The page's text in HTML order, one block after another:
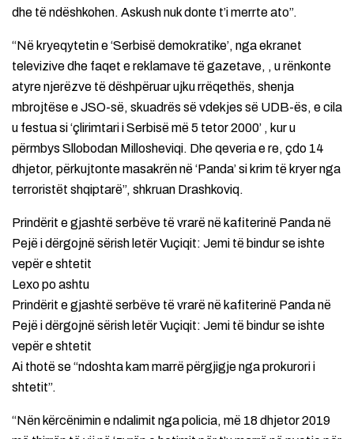
dhe të ndëshkohen. Askush nuk donte t’i merrte ato”.
“Në kryeqytetin e ‘Serbisë demokratike’, nga ekranet
televizive dhe faqet e reklamave të gazetave, , u rënkonte
atyre njerëzve të dëshpëruar ujku rrëqethës, shenja
mbrojtëse e JSO-së, skuadrës së vdekjes së UDB-ës, e cila
u festua si ‘çlirimtari i Serbisë më 5 tetor 2000’ , kur u
përmbys Sllobodan Millosheviqi. Dhe qeveria e re, çdo 14
dhjetor, përkujtonte masakrën në ‘Panda’ si krim të kryer nga
terroristët shqiptarë”, shkruan Drashkoviq.
Prindërit e gjashtë serbëve të vrarë në kafiterinë Panda në
Pejë i dërgojnë sërish letër Vuçiqit: Jemi të bindur se ishte
vepër e shtetit
Lexo po ashtu
Prindërit e gjashtë serbëve të vrarë në kafiterinë Panda në
Pejë i dërgojnë sërish letër Vuçiqit: Jemi të bindur se ishte
vepër e shtetit
Ai thotë se “ndoshta kam marrë përgjigje nga prokurori i
shtetit”.
“Nën kërcënimin e ndalimit nga policia, më 18 dhjetor 2019